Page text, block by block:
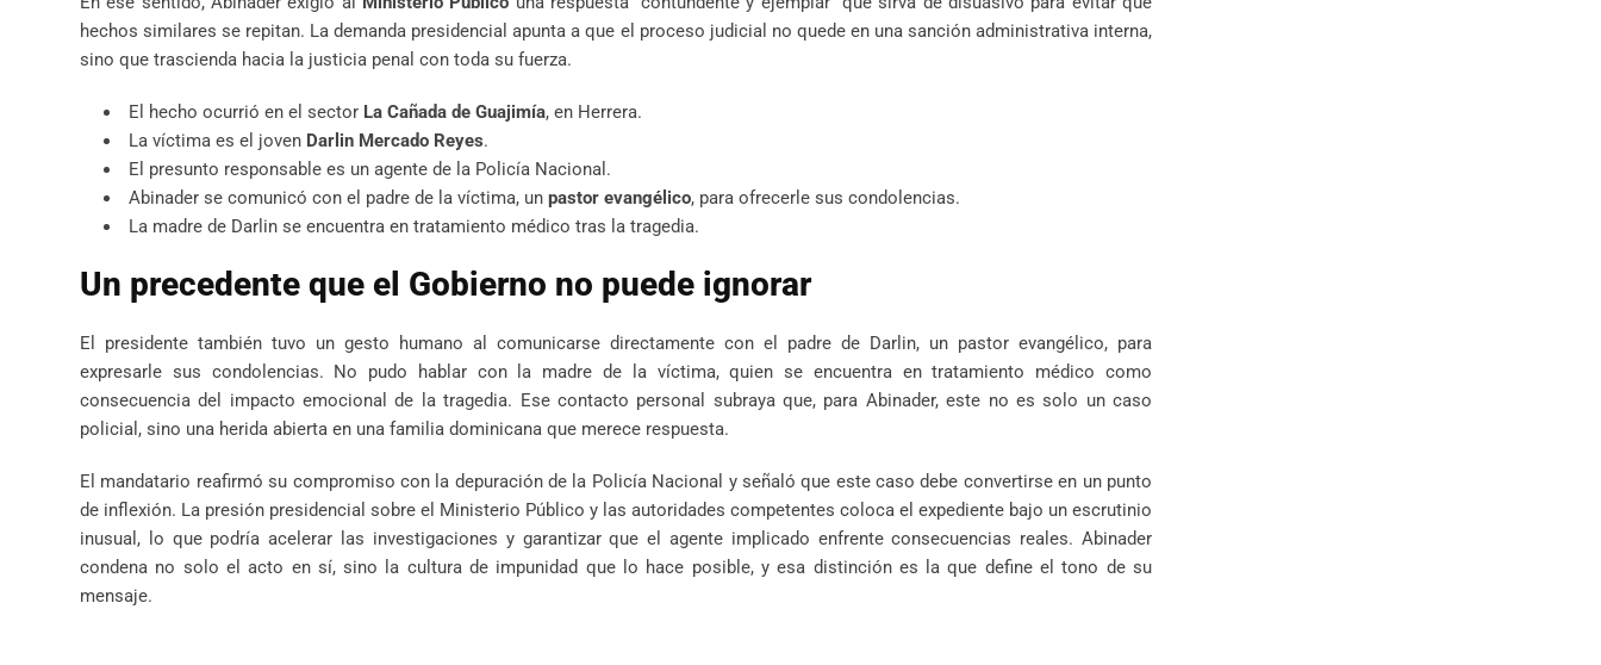
hechos similares se repitan. La demanda presidencial apunta a que el proceso judicial no quede en una sanción administrativa interna,
sino que trascienda hacia la justicia penal con toda su fuerza.
El hecho ocurrió en el sector La Cañada de Guajimía, en Herrera.
La víctima es el joven Darlin Mercado Reyes.
El presunto responsable es un agente de la Policía Nacional.
Abinader se comunicó con el padre de la víctima, un pastor evangélico, para ofrecerle sus condolencias.
La madre de Darlin se encuentra en tratamiento médico tras la tragedia.
Un precedente que el Gobierno no puede ignorar
El presidente también tuvo un gesto humano al comunicarse directamente con el padre de Darlin, un pastor evangélico, para
expresarle sus condolencias. No pudo hablar con la madre de la víctima, quien se encuentra en tratamiento médico como
consecuencia del impacto emocional de la tragedia. Ese contacto personal subraya que, para Abinader, este no es solo un caso
policial, sino una herida abierta en una familia dominicana que merece respuesta.
El mandatario reafirmó su compromiso con la depuración de la Policía Nacional y señaló que este caso debe convertirse en un punto
de inflexión. La presión presidencial sobre el Ministerio Público y las autoridades competentes coloca el expediente bajo un escrutinio
inusual, lo que podría acelerar las investigaciones y garantizar que el agente implicado enfrente consecuencias reales. Abinader
condena no solo el acto en sí, sino la cultura de impunidad que lo hace posible, y esa distinción es la que define el tono de su
mensaje.